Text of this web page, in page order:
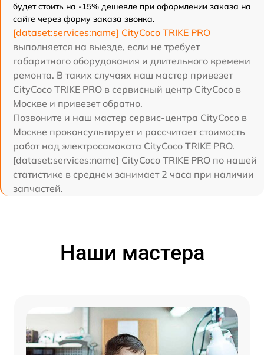
будет стоить на -15% дешевле при оформлении заказа на
сайте через форму заказа звонка.
[dataset:services:name] CityCoco TRIKE PRO
выполняется на выезде, если не требует
габаритного оборудования и длительного времени
ремонта. В таких случаях наш мастер привезет
CityCoco TRIKE PRO в сервисный центр CityCoco в
Москве и привезет обратно.
Позвоните и наш мастер сервис-центра CityCoco в
Москве проконсультирует и рассчитает стоимость
работ над электросамоката CityCoco TRIKE PRO.
[dataset:services:name] CityCoco TRIKE PRO по нашей
статистике в среднем занимает 2 часа при наличии
запчастей.
Наши мастера